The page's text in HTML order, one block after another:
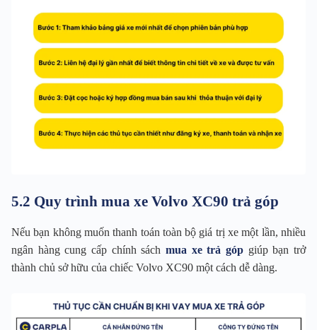
5.2 Quy trình mua xe Volvo XC90 trả góp
Nếu bạn không muốn thanh toán toàn bộ giá trị xe một lần, nhiều
ngân hàng cung cấp chính sách mua xe trả góp giúp bạn trở
thành chủ sở hữu của chiếc Volvo XC90 một cách dễ dàng.